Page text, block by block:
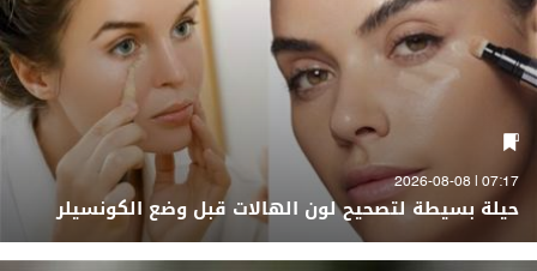
07:17 | 2026-08-08
حيلة بسيطة لتصحيح لون الهالات قبل وضع الكونسيلر